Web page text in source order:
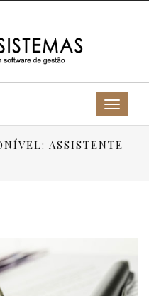
ASSISTENTE